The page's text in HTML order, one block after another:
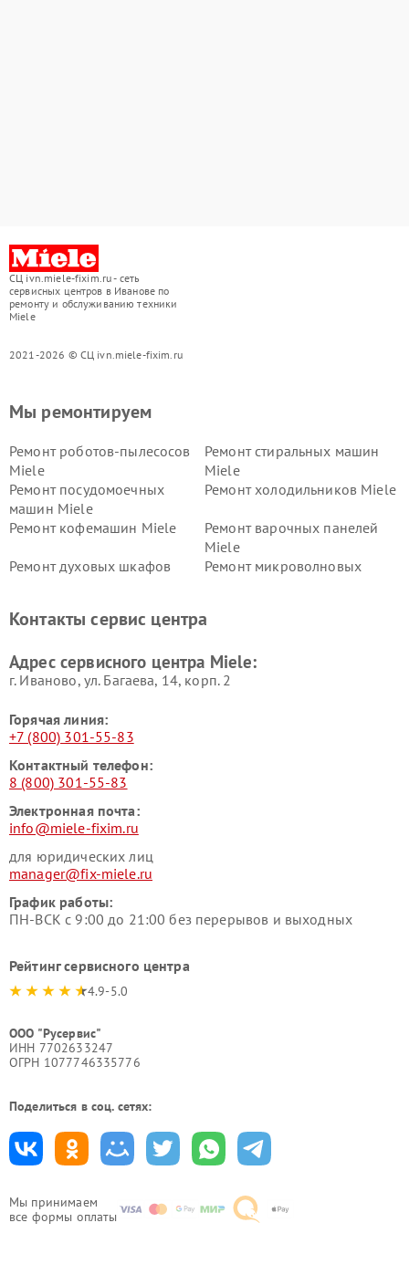
СЦ ivn.miele-fixim.ru - сеть
сервисных центров в Иванове по
ремонту и обслуживанию техники
Miele
2021-2026 © СЦ ivn.miele-fixim.ru
Мы принимаем
все формы оплаты
Мы ремонтируем
Ремонт роботов-пылесосов
Miele
Ремонт стиральных машин
Miele
Ремонт посудомоечных
машин Miele
Ремонт холодильников Miele
Ремонт кофемашин Miele
Ремонт варочных панелей
Miele
Ремонт духовых шкафов
Ремонт микроволновых
Miele
Miele
пылесосов Miele
Контакты сервис центра
Адрес сервисного центра Miele:
г. Иваново, ул. Багаева, 14, корп. 2
Горячая линия:
+7 (800) 301-55-83
Контактный телефон:
8 (800) 301-55-83
Электронная почта:
info@miele-fixim.ru
для юридических лиц
manager@fix-miele.ru
График работы:
ПН-ВСК с 9:00 до 21:00 без перерывов и выходных
Рейтинг сервисного центра
4.9-5.0
ООО "Русервис"
ИНН 7702633247
ОГРН 1077746335776
Поделиться в соц. сетях: